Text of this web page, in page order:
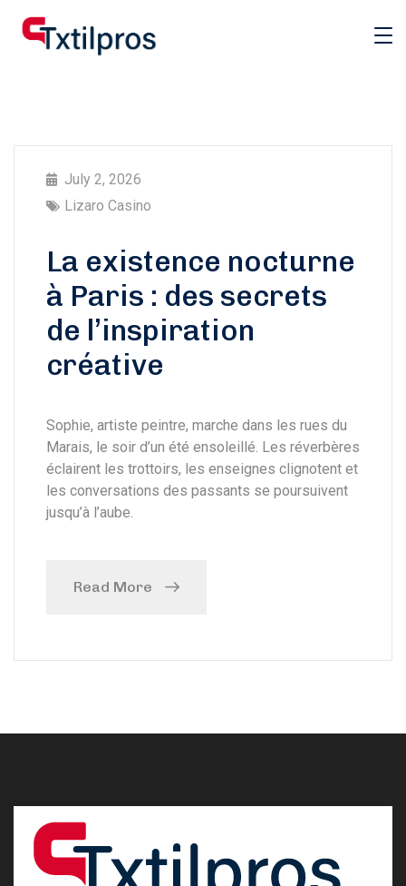
July 2, 2026
Lizaro Casino
La existence nocturne
à Paris : des secrets
de l’inspiration
créative
Sophie, artiste peintre, marche dans les rues du
Marais, le soir d’un été ensoleillé. Les réverbères
éclairent les trottoirs, les enseignes clignotent et
les conversations des passants se poursuivent
jusqu’à l’aube.
Read More